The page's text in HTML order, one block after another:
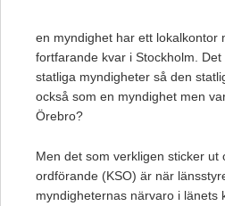
en myndighet har ett lokalkontor
fortfarande kvar i Stockholm.
statliga myndigheter så den
också som en myndighet men
Örebro?
Men det som verkligen sticker ut
ordförande (KSO) är när
myndigheternas närvaro i länets